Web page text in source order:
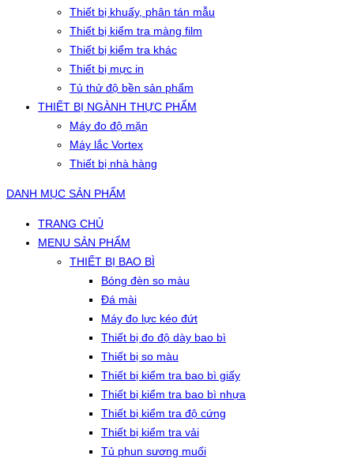
Thiết bị khuấy, phân tán mẫu
Thiết bị kiểm tra màng film
Thiết bị kiểm tra khác
Thiết bị mực in
Tủ thử độ bền sản phẩm
THIẾT BỊ NGÀNH THỰC PHẨM
Máy đo độ mặn
Máy lắc Vortex
Thiết bị nhà hàng
DANH MỤC SẢN PHẨM
TRANG CHỦ
MENU SẢN PHẨM
THIẾT BỊ BAO BÌ
Bóng đèn so màu
Đá mài
Máy đo lực kéo đứt
Thiết bị đo độ dày bao bì
Thiết bị so màu
Thiết bị kiểm tra bao bì giấy
Thiết bị kiểm tra bao bì nhựa
Thiết bị kiểm tra độ cứng
Thiết bị kiểm tra vải
Tủ phun sương muối